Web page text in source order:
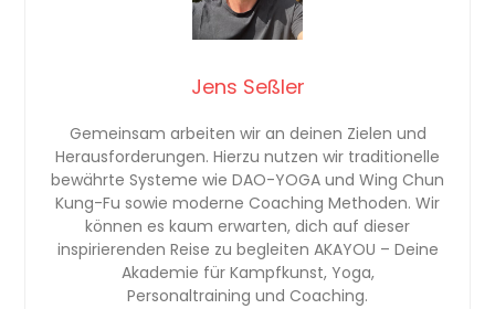
Jens Seßler
Gemeinsam arbeiten wir an deinen Zielen und
Herausforderungen. Hierzu nutzen wir traditionelle
bewährte Systeme wie DAO-YOGA und Wing Chun
Kung-Fu sowie moderne Coaching Methoden. Wir
können es kaum erwarten, dich auf dieser
inspirierenden Reise zu begleiten AKAYOU – Deine
Akademie für Kampfkunst, Yoga,
Personaltraining und Coaching.